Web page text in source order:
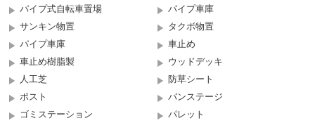
パイプ式自転車置場
パイプ車庫
サンキン物置
タクボ物置
パイプ車庫
車止め
車止め樹脂製
ウッドデッキ
人工芝
防草シート
ポスト
バンステージ
ゴミステーション
パレット